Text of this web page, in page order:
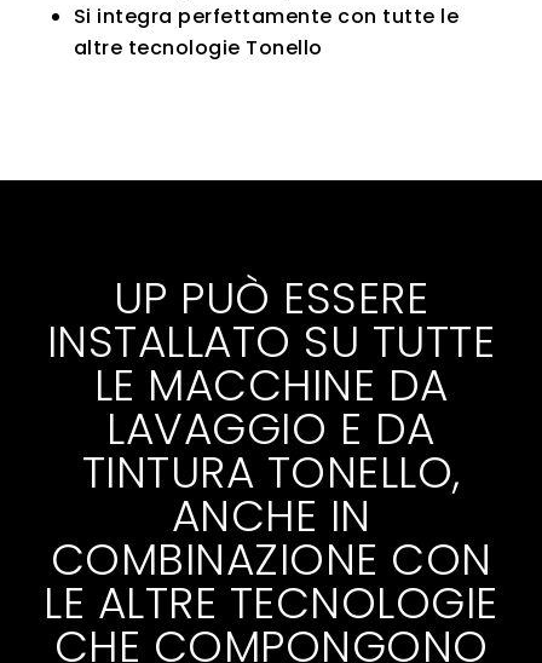
Si integra perfettamente con tutte le
altre tecnologie Tonello
UP PUÒ ESSERE
INSTALLATO SU TUTTE
LE MACCHINE DA
LAVAGGIO E DA
TINTURA TONELLO,
ANCHE IN
COMBINAZIONE CON
LE ALTRE TECNOLOGIE
CHE COMPONGONO